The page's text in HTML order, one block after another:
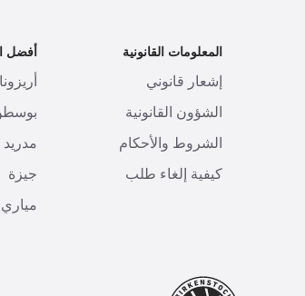
المعلومات القانونية
إشعار قانوني
الشؤون القانونية
الشروط والأحكام
كيفية إلغاء طلب
أفضل
أريزونا
مدريد
جيزة
مياري